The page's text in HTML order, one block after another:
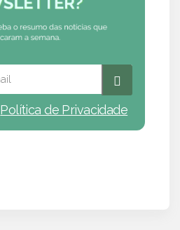
Política de Privacidade